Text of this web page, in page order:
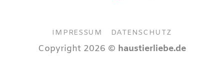
IMPRESSUM DATENSCHUTZ
Copyright 2026 © haustierliebe.de